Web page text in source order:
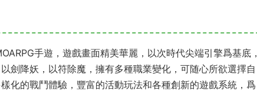
手遊，遊戲畫面精美華麗，以次時代尖端引擎爲基底，
劍降妖，以符除魔，擁有多種職業變化，可随心所欲選擇自
化的戰鬥體驗，豐富的活動玩法和各種創新的遊戲系統，爲